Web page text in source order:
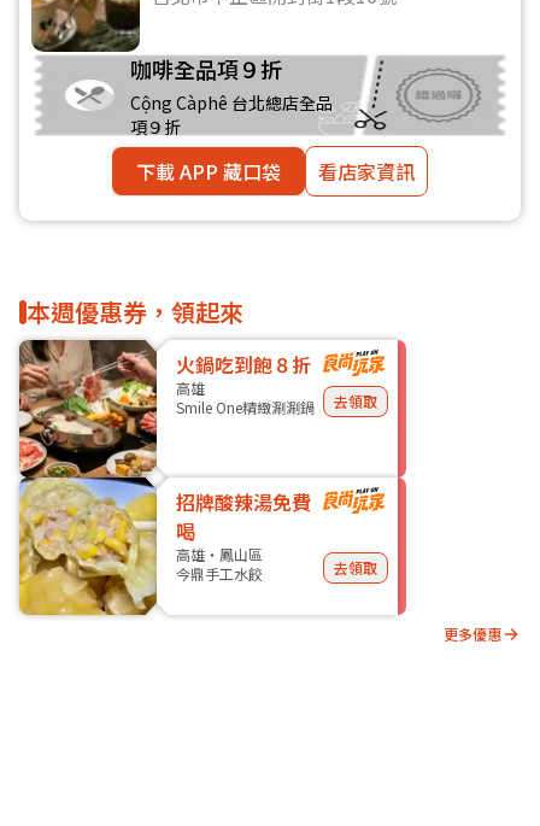
咖啡全品項９折
Cộng Càphê 台北總店全品
項９折
下載 APP 藏口袋 看店家資訊
本週優惠券，領起來
火鍋吃到飽８折
高雄
Smile One精緻涮涮鍋
去領取
招牌酸辣湯免費
喝
高雄・鳳山區
今鼎手工水餃
去領取
更多優惠